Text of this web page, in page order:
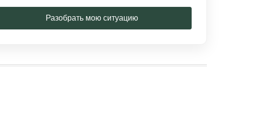
Разобрать мою ситуацию